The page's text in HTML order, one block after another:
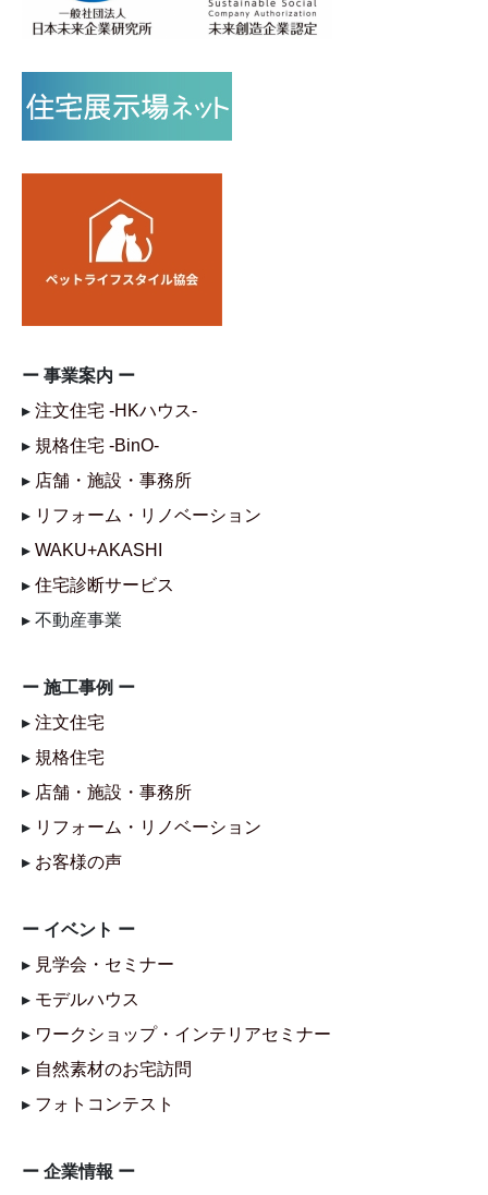
ー 事業案内 ー
▸ 注文住宅 -HKハウス-
▸ 規格住宅 -BinO-
▸ 店舗・施設・事務所
▸ リフォーム・リノベーション
▸ WAKU+AKASHI
▸ 住宅診断サービス
▸ 不動産事業
ー 施工事例 ー
▸ 注文住宅
▸ 規格住宅
▸ 店舗・施設・事務所
▸ リフォーム・リノベーション
▸ お客様の声
ー イベント ー
▸ 見学会・セミナー
▸ モデルハウス
▸ ワークショップ・インテリアセミナー
▸ 自然素材のお宅訪問
▸ フォトコンテスト
ー 企業情報 ー